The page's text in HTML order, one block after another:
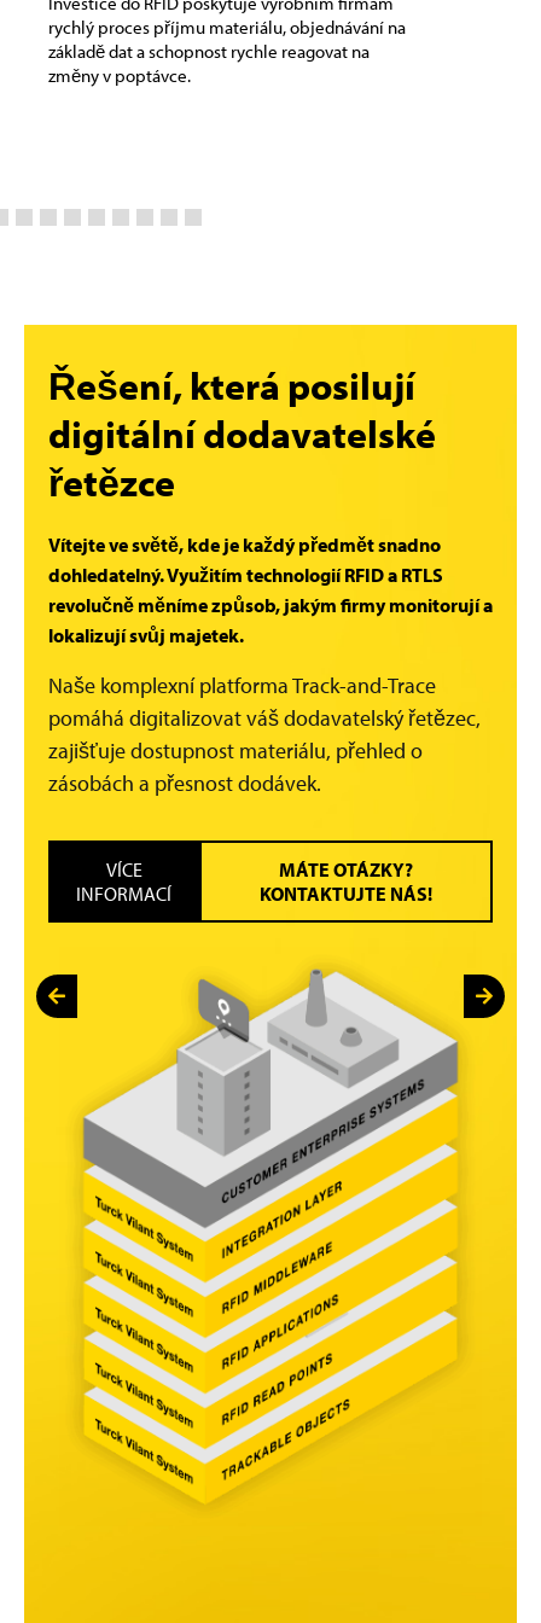
rychlý proces příjmu materiálu, objednávání na
základě dat a schopnost rychle reagovat na
změny v poptávce.
Řešení, která posilují
digitální dodavatelské
řetězce
Vítejte ve světě, kde je každý předmět snadno
dohledatelný. Využitím technologií RFID a RTLS
revolučně měníme způsob, jakým firmy monitorují a
lokalizují svůj majetek.
Naše komplexní platforma Track-and-Trace
pomáhá digitalizovat váš dodavatelský řetězec,
zajišťuje dostupnost materiálu, přehled o
zásobách a přesnost dodávek.
VÍCE
INFORMACÍ
MÁTE OTÁZKY?
KONTAKTUJTE NÁS!